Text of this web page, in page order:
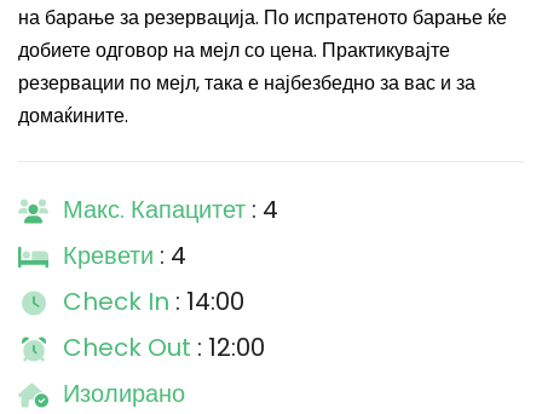
на барање за резервација. По испратеното барање ќе
добиете одговор на мејл со цена. Практикувајте
резервации по мејл, така е најбезбедно за вас и за
домаќините.
Макс. Капацитет : 4
Кревети : 4
Check In : 14:00
Check Out : 12:00
Изолирано